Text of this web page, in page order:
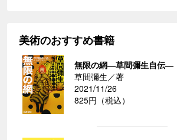
美術のおすすめ書籍
無限の網―草間彌生自伝―
草間彌生／著
2021/11/26
825円（税込）